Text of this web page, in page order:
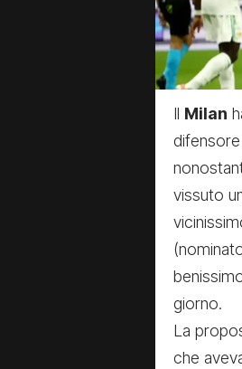
Il Milan
vissuto
giorno.
La
che